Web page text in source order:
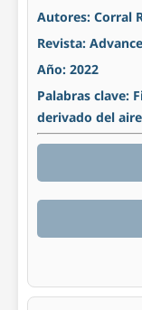
Autores: Corral
Revista:
Año: 2022
Palabras clave:
derivado del